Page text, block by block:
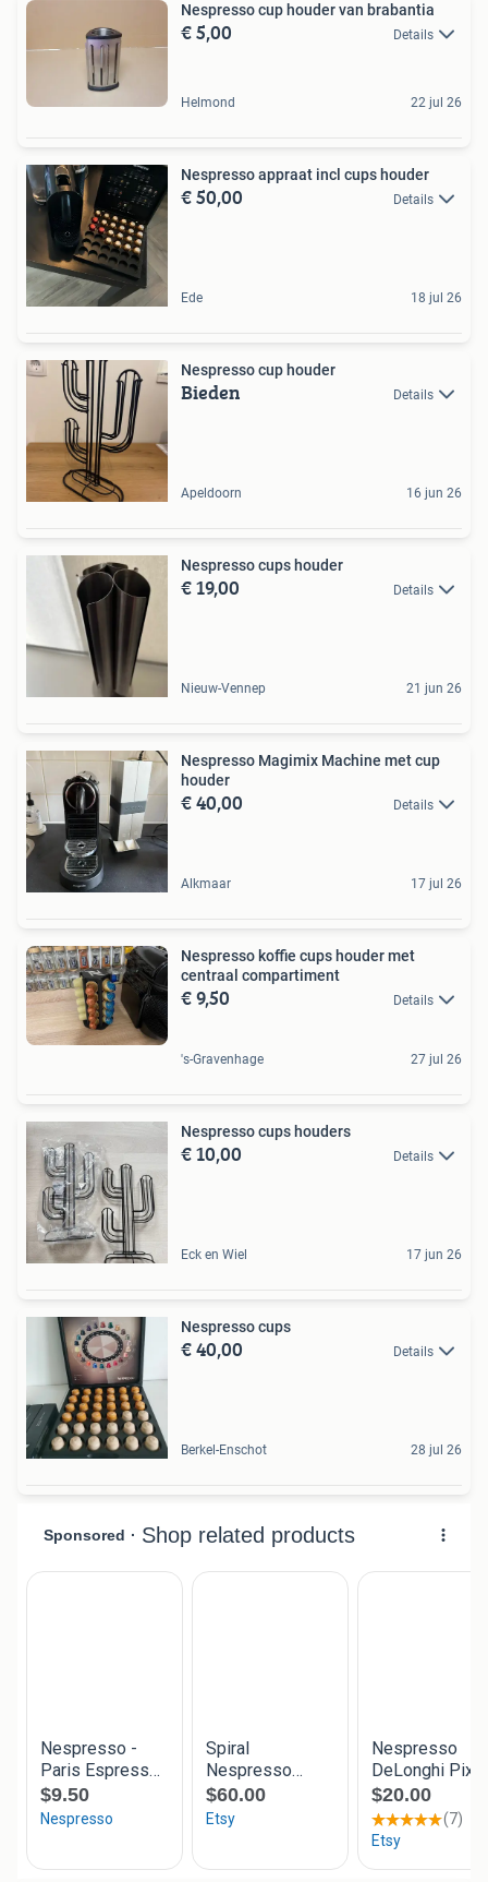
Nespresso cup houder van brabantia
€ 5,00 Details
Helmond 22 jul 26
Nespresso appraat incl cups houder
€ 50,00 Details
Ede 18 jul 26
Nespresso cup houder
Bieden Details
Apeldoorn 16 jun 26
Nespresso cups houder
€ 19,00 Details
Nieuw-Vennep 21 jun 26
Nespresso Magimix Machine met cup
houder
€ 40,00 Details
Alkmaar 17 jul 26
Nespresso koffie cups houder met
centraal compartiment
€ 9,50 Details
's-Gravenhage 27 jul 26
Nespresso cups houders
€ 10,00 Details
Eck en Wiel 17 jun 26
Nespresso cups
€ 40,00 Details
Berkel-Enschot 28 jul 26